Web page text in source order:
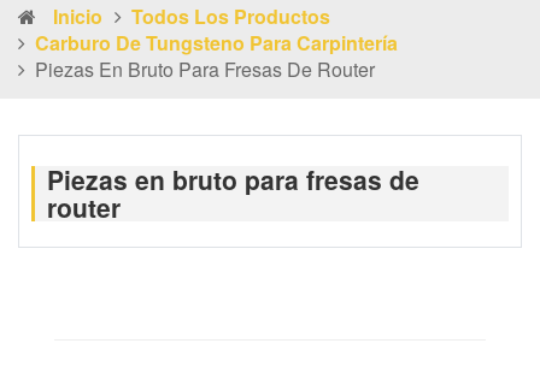
Inicio
Todos Los Productos
Carburo De Tungsteno Para Carpintería
Piezas En Bruto Para Fresas De Router
Piezas en bruto para fresas de
router